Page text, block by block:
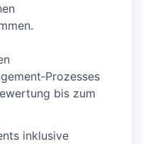
bis zum
inklusive